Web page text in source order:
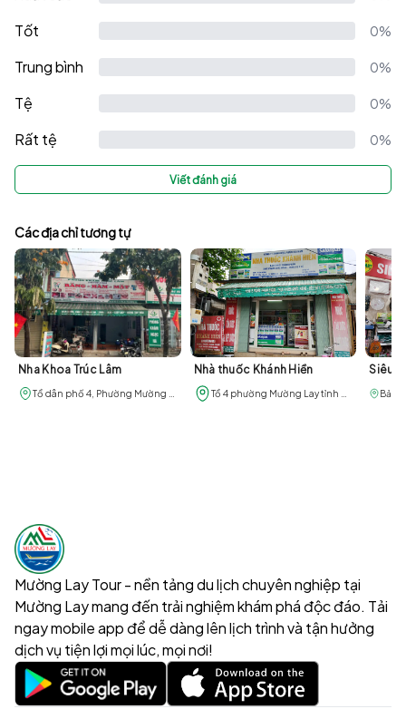
Tốt 0%
Trung bình 0%
Tệ 0%
Rất tệ 0%
Viết đánh giá
Các địa chỉ tương tự
Nha Khoa Trúc Lâm Nhà thuốc Khánh Hiền Siêu
Mường Lay Tour - nền tảng du lịch chuyên nghiệp tại
Mường Lay mang đến trải nghiệm khám phá độc đáo. Tải
ngay mobile app để dễ dàng lên lịch trình và tận hưởng
dịch vụ tiện lợi mọi lúc, mọi nơi!